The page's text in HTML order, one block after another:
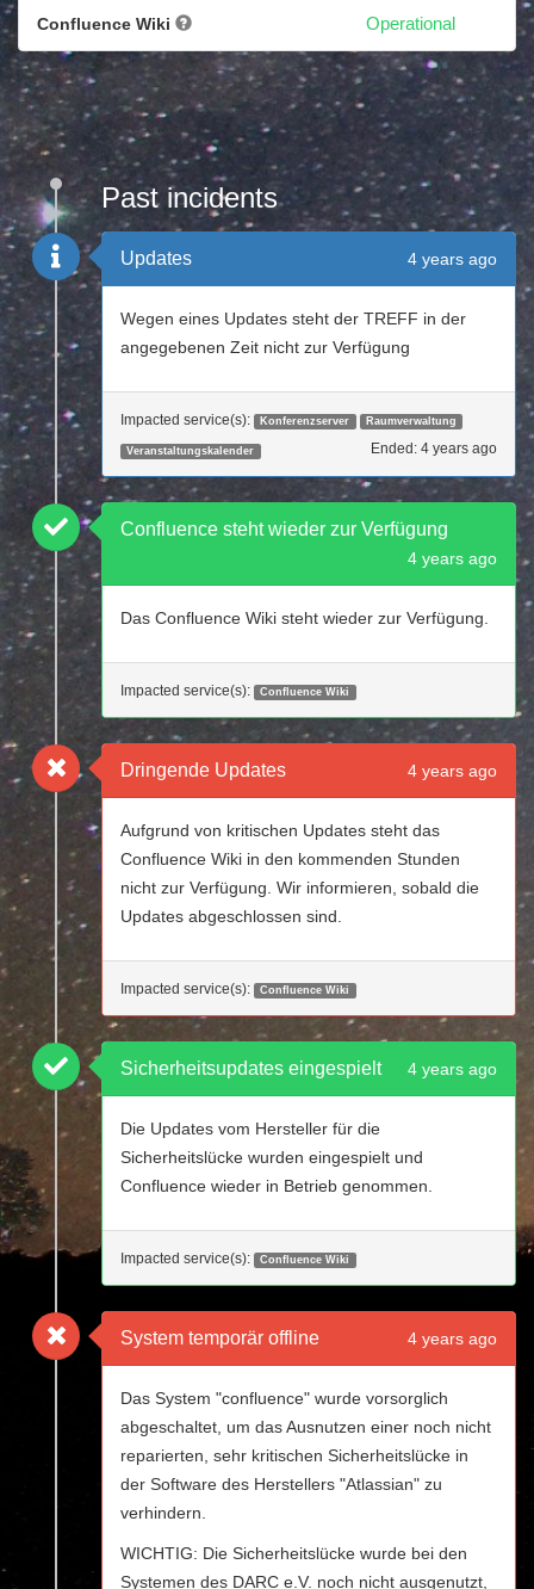
Confluence Wiki Operational
Past incidents
Updates 4 years ago
Wegen eines Updates steht der TREFF in der
angegebenen Zeit nicht zur Verfügung
Impacted service(s): Konferenzserver Raumverwaltung
Veranstaltungskalender Ended: 4 years ago
Confluence steht wieder zur Verfügung
4 years ago
Das Confluence Wiki steht wieder zur Verfügung.
Impacted service(s): Confluence Wiki
Dringende Updates 4 years ago
Aufgrund von kritischen Updates steht das
Confluence Wiki in den kommenden Stunden
nicht zur Verfügung. Wir informieren, sobald die
Updates abgeschlossen sind.
Impacted service(s): Confluence Wiki
Sicherheitsupdates eingespielt 4 years ago
Die Updates vom Hersteller für die
Sicherheitslücke wurden eingespielt und
Confluence wieder in Betrieb genommen.
Impacted service(s): Confluence Wiki
System temporär offline 4 years ago
Das System "confluence" wurde vorsorglich
abgeschaltet, um das Ausnutzen einer noch nicht
reparierten, sehr kritischen Sicherheitslücke in
der Software des Herstellers "Atlassian" zu
verhindern.
WICHTIG: Die Sicherheitslücke wurde bei den
Systemen des DARC e.V. noch nicht ausgenutzt,